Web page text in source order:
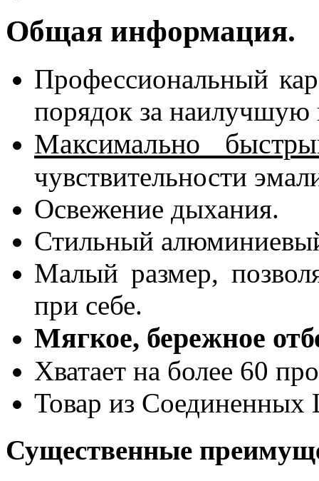
Общая информация.
Профессиональный
порядок за наилучшую
Максимально
чувствительности
Освежение дыхания.
Стильный
Малый размер,
при себе.
Мягкое, бережное
Хватает на более 60
Товар из
Существенные